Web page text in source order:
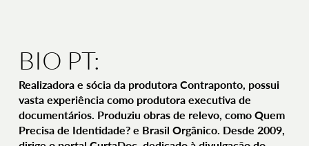
BIO PT:
Realizadora e sócia da produtora Contraponto, possui
vasta experiência como produtora executiva de
documentários. Produziu obras de relevo, como Quem
Precisa de Identidade? e Brasil Orgânico. Desde 2009,